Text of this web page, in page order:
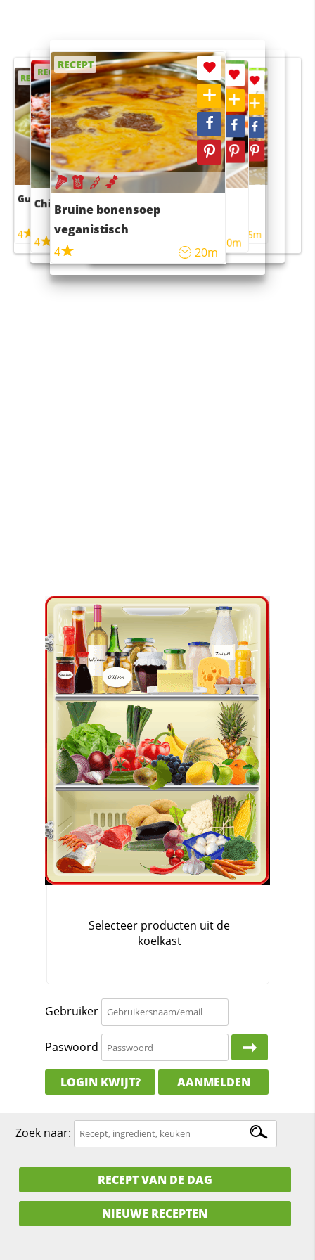
Gebruiker
Paswoord
LOGIN KWIJT? AANMELDEN
RECEPT
Guacamole
4
RECEPT
Chili con carne
4 45m
RECEPT
Bruine bonensoep
veganistisch
4
20m
RECEPT
Sushi rijstsalade
maaltijdsalade
40m
RECEPT
4 55m
Zoek naar:
RECEPT VAN DE DAG
NIEUWE RECEPTEN